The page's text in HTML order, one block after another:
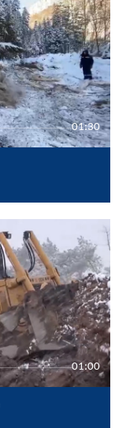
01:30
01:00